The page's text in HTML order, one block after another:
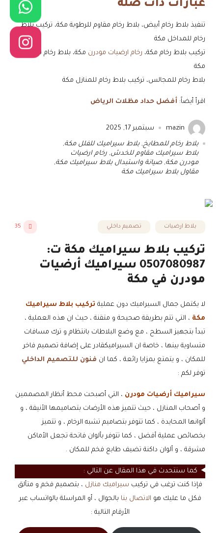
عبارات ذات صلة
تنفيذ بلاط رخام أبيض، بلاط رخام مقاوم للرطوبة مكة، تركيب بلاط
رخام للمداخل مكة
تركيب بلاط رخام مكة، رخام ارضيات مودرن مكة، بلاط رخام للمطابخ
مكة
بلاط رخام للمجالس، تركيب بلاط رخام للمنازل مكة
اقرأ أيضاً: أفضل حداد مظلات الرياض
mazin سبتمبر 17, 2025
بلاط رخام للمطابخ,بلاط سيراميك للفلل مكة,
بلاط سيراميك مقاوم للخدش, رخام ارضيات
مودرن مكة, صيانة واستبدال بلاط سيراميك مكة,
مقاول بلاط سيراميك مكة
بلاط ارضيات تصميم داخلي 35
تركيب بلاط سيراميك مكة ت:
0507080987 سيراميك أرضيات
مودرن في مكة
لا يكتمل جمال السيراميك دون عملية تركيب بلاط سيراميك
مكة ، التي تتم بطريقة صحيحة و متقنة ، حيث ان هذه العملية ،
تبدأ بتجهيز السطح ، مع وضع البلاطات بانتظام و ترك مسافات
متساوية بينها ، خاصة ان السيراميكقادر على إضافة تصميم فاخر
للمكان ، و يتمتع بمزايا رائعة ، كما ان فنون للتصميم الداخلي
توفر لكم :
سيراميك أرضيات مودرن ، التي أصبحت محط أنظار المصممين
و أصحاب المنازل ، حيث تتميز هذه الأرضات بتصاميمها الأنيقة ، و
ألوانها المحايدة ، كما تتوفر بتصاميم تشبه الرخام ، و تتميز
بخصائص عملية أفضل ، كما تتوفر بألوان فاتحة تجعل الأماكن
مشرقة ، و ألوان داكنة تضيف طابع فخم للمكان .
كما سنتحدث في هذا المقال عن التالي :
فإذا كنت ترغب في تركيب سيراميك منازل ، بتصميم فخم و متألق
فكل ما عليك هو الاتصال بنا بالجوال ، أو المراسلة بالواتساب عبر
الأرقام التالية :